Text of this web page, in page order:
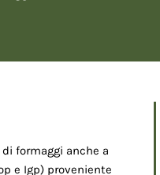
formaggi anche a
e Igp) proveniente